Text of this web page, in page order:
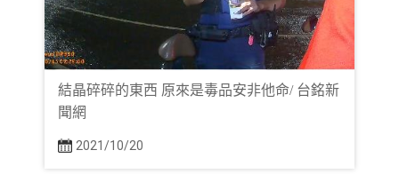
結晶碎碎的東西 原來是毒品安非他命/ 台銘新
聞網
2021/10/20